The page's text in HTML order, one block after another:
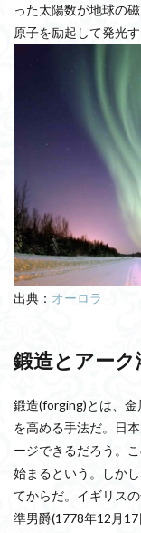
った太陽数が地球の
原子を励起して発光す
出典： オーロラ
鍛造とアーク
鍛造(forging)とは、
を高める手法だ。日
ージできるだろう。
始まるという。しか
てからだ。イギリス
準男爵(1778年12月